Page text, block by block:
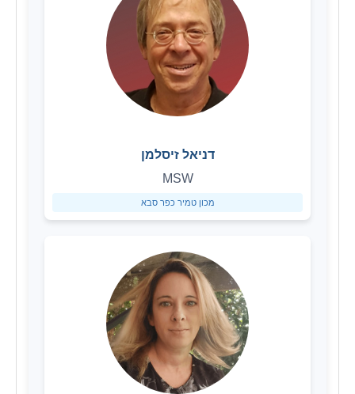
דניאל זיסלמן
MSW
מכון טמיר כפר סבא